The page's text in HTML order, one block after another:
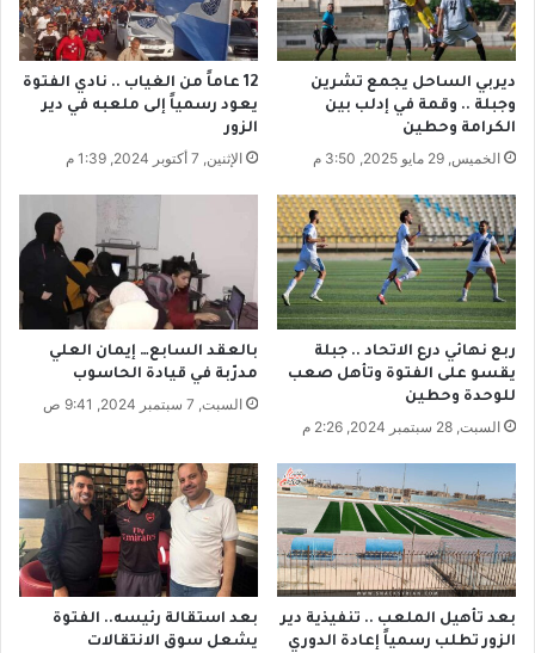
ا
ه
ب
ه
أ
ا
م
ط
ا
ج
ك
س
ا
ن
ا
ت
د
.
أ
ب
ر
ز
أ
ر
ق
ا
م
ا
ط
و
ل
ة
ديربي الساحل يجمع تشرين
وجبلة .. وقمة في إدلب بين
الكرامة وحطين
الخميس, 29 مايو 2025, 3:50 م
12 عاماً من الغياب .. نادي الفتوة
يعود رسمياً إلى ملعبه في دير
الزور
الإثنين, 7 أكتوبر 2024, 1:39 م
ربع نهائي درع الاتحاد .. جبلة
يقسو على الفتوة وتأهل صعب
للوحدة وحطين
السبت, 28 سبتمبر 2024, 2:26 م
بالعقد السابع… إيمان العلي
مدرّبة في قيادة الحاسوب
السبت, 7 سبتمبر 2024, 9:41 ص
بعد تأهيل الملعب .. تنفيذية دير
الزور تطلب رسمياً إعادة الدوري
بعد استقالة رئيسه.. الفتوة
يشعل سوق الانتقالات